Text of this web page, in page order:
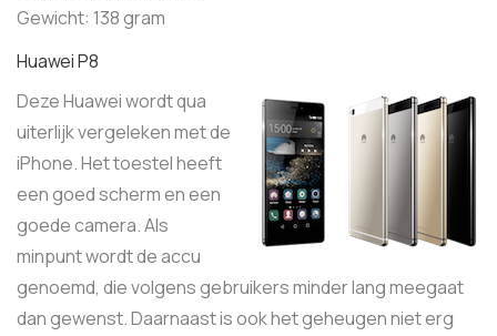
Gewicht: 138 gram
Huawei P8
Deze Huawei wordt qua
uiterlijk vergeleken met de
iPhone. Het toestel heeft
een goed scherm en een
goede camera. Als
minpunt wordt de accu
genoemd, die volgens gebruikers minder lang meegaat
dan gewenst. Daarnaast is ook het geheugen niet erg